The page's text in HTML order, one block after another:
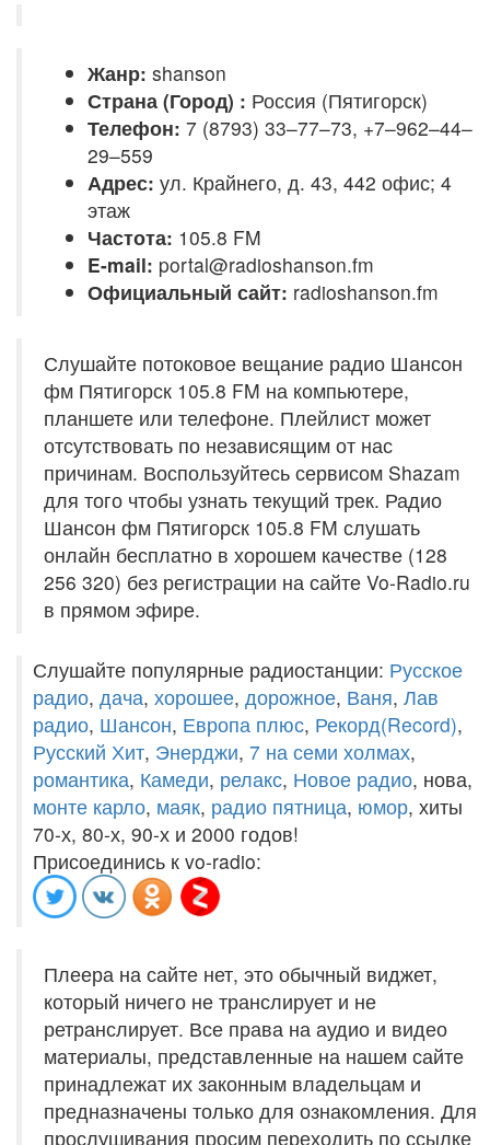
Жанр: shanson
Страна (Город) : Россия (Пятигорск)
Телефон: 7 (8793) 33–77–73, +7–962–44–
29–559
Адрес: ул. Крайнего, д. 43, 442 офис; 4
этаж
Частота: 105.8 FM
E-mail: portal@radioshanson.fm
Официальный сайт: radioshanson.fm
Слушайте потоковое вещание радио Шансон
фм Пятигорск 105.8 FM на компьютере,
планшете или телефоне. Плейлист может
отсутствовать по независящим от нас
причинам. Воспользуйтесь сервисом Shazam
для того чтобы узнать текущий трек. Радио
Шансон фм Пятигорск 105.8 FM слушать
онлайн бесплатно в хорошем качестве (128
256 320) без регистрации на сайте Vo-Radio.ru
в прямом эфире.
Слушайте популярные радиостанции: Русское
радио, дача, хорошее, дорожное, Ваня, Лав
радио, Шансон, Европа плюс, Рекорд(Record),
Русский Хит, Энерджи, 7 на семи холмах,
романтика, Камеди, релакс, Новое радио, нова,
монте карло, маяк, радио пятница, юмор, хиты
70-х, 80-х, 90-х и 2000 годов!
Присоединись к vo-radio:
Плеера на сайте нет, это обычный виджет,
который ничего не транслирует и не
ретранслирует. Все права на аудио и видео
материалы, представленные на нашем сайте
принадлежат их законным владельцам и
предназначены только для ознакомления. Для
прослушивания просим переходить по ссылке